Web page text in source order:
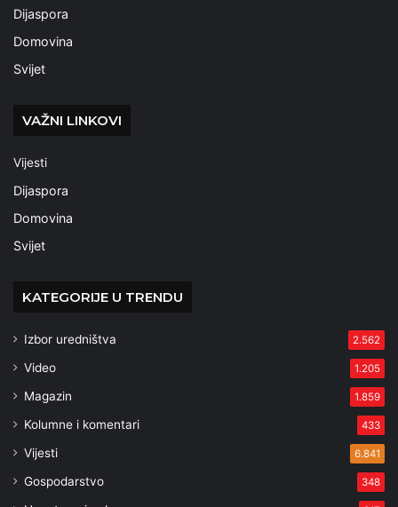
Dijaspora
Domovina
Svijet
VAŽNI LINKOVI
Vijesti
Dijaspora
Domovina
Svijet
KATEGORIJE U TRENDU
Izbor uredništva 2.562
Video 1.205
Magazin 1.859
Kolumne i komentari 433
Vijesti 6.841
Gospodarstvo 348